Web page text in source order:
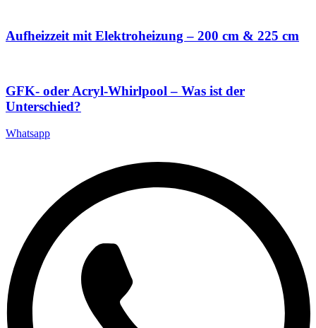
Aufheizzeit mit Elektroheizung – 200 cm & 225 cm
GFK- oder Acryl-Whirlpool – Was ist der
Unterschied?
Whatsapp